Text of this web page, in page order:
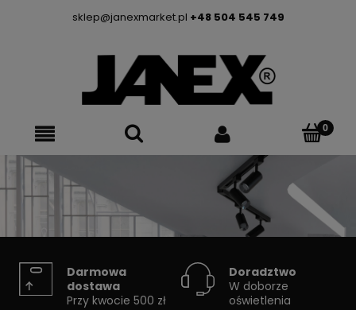
sklep@janexmarket.pl +48 504 545 749
SYSTEMY SZYNOWE
Darmowa
dostawa
Przy kwocie 500 zł
Doradztwo
W doborze
oświetlenia